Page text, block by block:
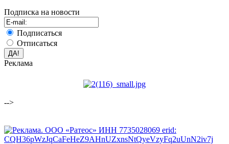
Подписка на новости
Подписаться
Отписаться
Реклама
-->